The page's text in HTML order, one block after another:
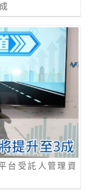
台受託人管理資